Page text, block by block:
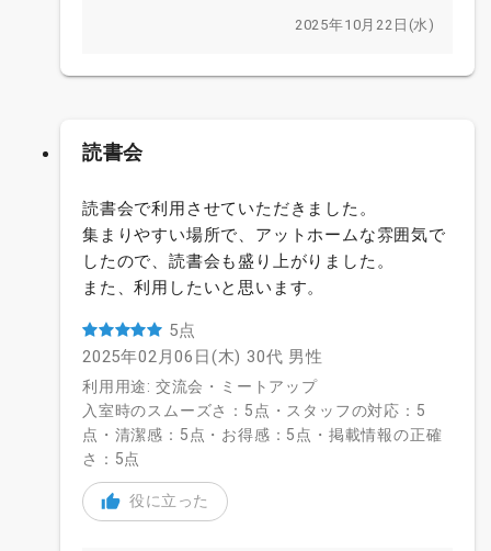
2025年10月22日(水)
読書会
読書会で利用させていただきました。
集まりやすい場所で、アットホームな雰囲気で
したので、読書会も盛り上がりました。
また、利用したいと思います。
5点
2025年02月06日(木) 30代 男性
利用用途: 交流会・ミートアップ
入室時のスムーズさ：5点・スタッフの対応：5
点・清潔感：5点・お得感：5点・掲載情報の正確
さ：5点
役に立った